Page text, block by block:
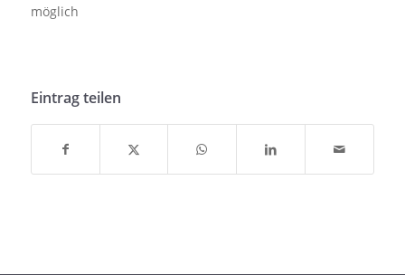
möglich
Eintrag teilen